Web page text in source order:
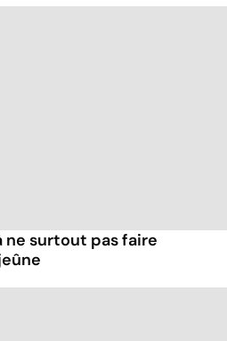
ne surtout pas faire